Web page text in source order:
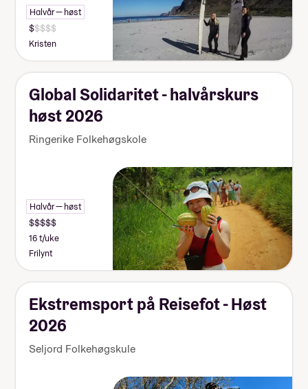
Halvår — høst
Kristen
Global Solidaritet - halvårskurs
høst 2026
Ringerike Folkehøgskole
Halvår — høst
16 t/uke
Frilynt
Ekstremsport på Reisefot - Høst
2026
Seljord Folkehøgskule